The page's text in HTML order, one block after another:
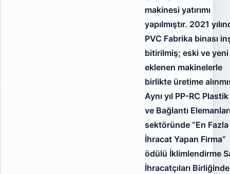
makinesi yatırımı
yapılmıştır. 2021
PVC Fabrika binası
bitirilmiş; eski ve yeni
eklenen makinelerle
birlikte üretime
Aynı yıl PP-RC
ve Bağlantı
sektöründe “En Fazla
İhracat Yapan Firma”
ödülü İklimlendirme
İhracatçıları